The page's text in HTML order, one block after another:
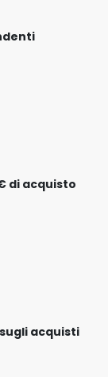
di acquisto
acquisti